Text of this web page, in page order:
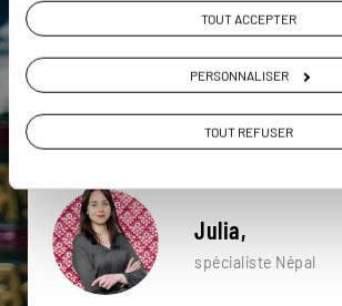
TOUT ACCEPTER
PERSONNALISER
TOUT REFUSER
Himalaya Junbesi
Patan Stupa de Bodnath Durbar
Julia,
spécialiste Népal